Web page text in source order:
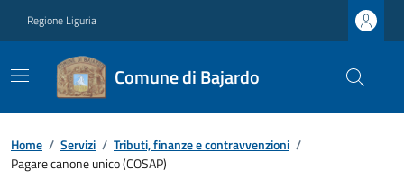
Regione Liguria
Comune di Bajardo
Home / Servizi / Tributi, finanze e contravvenzioni /
Pagare canone unico (COSAP)